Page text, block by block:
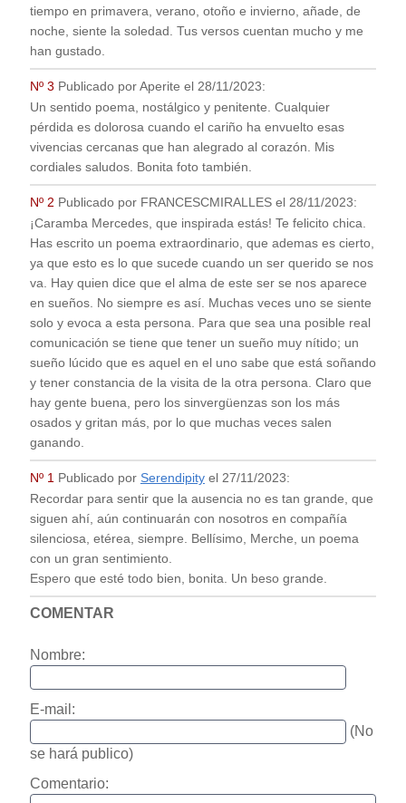
tiempo en primavera, verano, otoño e invierno, añade, de
noche, siente la soledad. Tus versos cuentan mucho y me
han gustado.
Nº 3 Publicado por Aperite el 28/11/2023:
Un sentido poema, nostálgico y penitente. Cualquier
pérdida es dolorosa cuando el cariño ha envuelto esas
vivencias cercanas que han alegrado al corazón. Mis
cordiales saludos. Bonita foto también.
Nº 2 Publicado por FRANCESCMIRALLESel 28/11/2023:
¡Caramba Mercedes, que inspirada estás! Te felicito chica.
Has escrito un poema extraordinario, que ademas es cierto,
ya que esto es lo que sucede cuando un ser querido se nos
va. Hay quien dice que el alma de este ser se nos aparece
en sueños. No siempre es así. Muchas veces uno se siente
solo y evoca a esta persona. Para que sea una posible real
comunicación se tiene que tener un sueño muy nítido; un
sueño lúcido que es aquel en el uno sabe que está soñando
y tener constancia de la visita de la otra persona. Claro que
hay gente buena, pero los sinvergüenzas son los más
osados y gritan más, por lo que muchas veces salen
ganando.
Nº 1 Publicado por Serendipityel 27/11/2023:
Recordar para sentir que la ausencia no es tan grande, que
siguen ahí, aún continuarán con nosotros en compañía
silenciosa, etérea, siempre. Bellísimo, Merche, un poema
con un gran sentimiento.
Espero que esté todo bien, bonita. Un beso grande.
COMENTAR
Nombre:
E-mail:
(No
se hará publico)
Comentario: